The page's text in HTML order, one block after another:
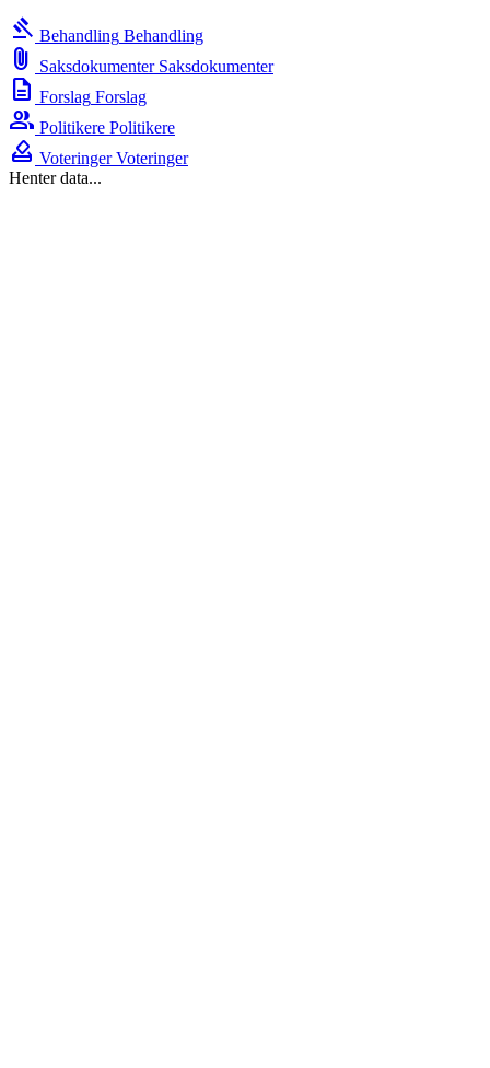
gavel Behandling Behandling
attach_file Saksdokumenter Saksdokumenter
description Forslag Forslag
group Politikere Politikere
how_to_vote Voteringer Voteringer
Henter data...